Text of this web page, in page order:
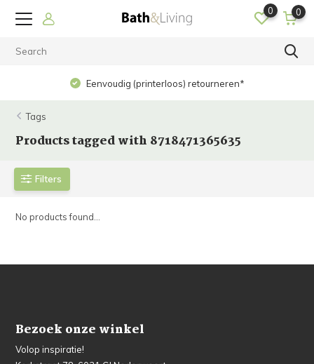
0 0
Eenvoudig (printerloos) retourneren*
Tags
Products tagged with 8718471365635
Filters
No products found...
Bezoek onze winkel
Volop inspiratie!